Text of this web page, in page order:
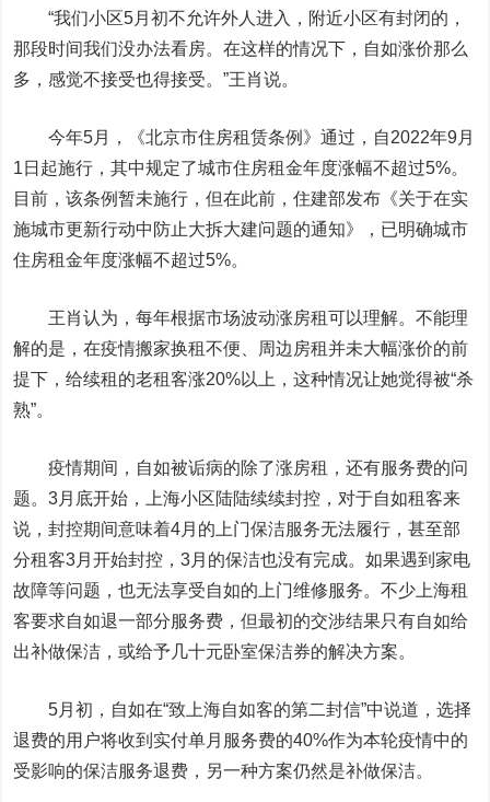
“我们小区5月初不允许外人进入，附近小区有封闭的，
那段时间我们没办法看房。在这样的情况下，自如涨价那么
多，感觉不接受也得接受。”王肖说。
今年5月，《北京市住房租赁条例》通过，自2022年9月
1日起施行，其中规定了城市住房租金年度涨幅不超过5%。
目前，该条例暂未施行，但在此前，住建部发布《关于在实
施城市更新行动中防止大拆大建问题的通知》，已明确城市
住房租金年度涨幅不超过5%。
王肖认为，每年根据市场波动涨房租可以理解。不能理
解的是，在疫情搬家换租不便、周边房租并未大幅涨价的前
提下，给续租的老租客涨20%以上，这种情况让她觉得被“杀
熟”。
疫情期间，自如被诟病的除了涨房租，还有服务费的问
题。3月底开始，上海小区陆陆续续封控，对于自如租客来
说，封控期间意味着4月的上门保洁服务无法履行，甚至部
分租客3月开始封控，3月的保洁也没有完成。如果遇到家电
故障等问题，也无法享受自如的上门维修服务。不少上海租
客要求自如退一部分服务费，但最初的交涉结果只有自如给
出补做保洁，或给予几十元卧室保洁券的解决方案。
5月初，自如在“致上海自如客的第二封信”中说道，选择
退费的用户将收到实付单月服务费的40%作为本轮疫情中的
受影响的保洁服务退费，另一种方案仍然是补做保洁。